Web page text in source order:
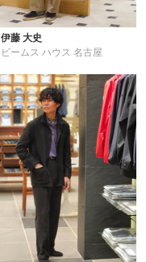
伊藤 大史
ビームス ハウス 名古屋